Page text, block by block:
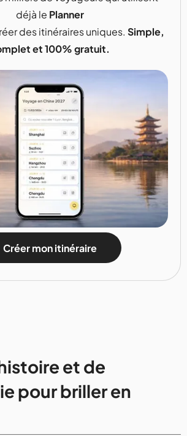
déjà le Planner
des itinéraires uniques. Simple,
et 100% gratuit.
Créer mon itinéraire
et de
pour briller en